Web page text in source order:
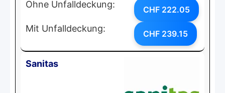
Ohne Unfalldeckung: CHF 222.05
Mit Unfalldeckung: CHF 239.15
Sanitas